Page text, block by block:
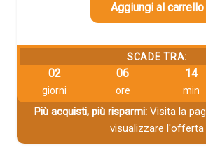
Aggiungi al carrello
SCADE TRA:
02
giorni
06
ore
14
min
Più acquisti, più risparmi:Visita la
visualizzare l'offerta